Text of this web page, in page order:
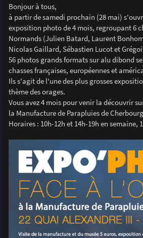
s
s
a
e
Bonjour à tous,
à partir de samedi prochain (28 mai)
exposition photo de 4 mois, regroupant 6
Normands (Julien Batard, Laurent
Nicolas Gaillard, Sébastien Lucot et
56 photos grands formats sur alu dibond
chasses françaises, européennes et
Ils s'agit de l'une des plus grosses
thème des orages.
Vous avez 4 mois pour venir la découvrir
la Manufacture de Parapluies de
Horaires : 10h-12h et 14h-19h en semaine,